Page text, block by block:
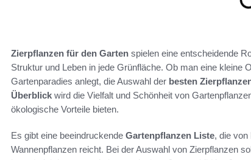
Zierpflanzen für den Garten spielen eine entscheidende
Struktur und Leben in jede Grünfläche. Ob man eine kleine
Gartenparadies anlegt, die Auswahl der besten
Überblick wird die Vielfalt und Schönheit von
ökologische Vorteile bieten.
Es gibt eine beeindruckende Gartenpflanzen Liste, die von
Wannenpflanzen reicht. Bei der Auswahl von Zierpflanzen